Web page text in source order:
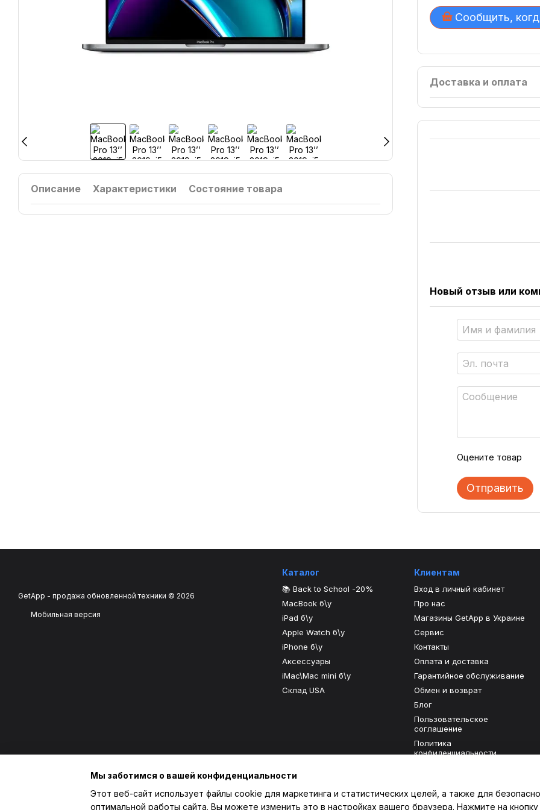
Описание Характеристики Состояние товара
Сообщить,
Доставка и оплата
Новый отзыв или
Оцените товар
Отправить
GetApp - продажа обновленной техники © 2026
Мобильная версия
Каталог
📚 Back to School -20%
MacBook б\у
iPad б\у
Apple Watch б\у
iPhone б\у
Аксессуары
iMac\Mac mini б\у
Склад USA
Клиентам
Вход в личный кабинет
Про нас
Магазины GetApp в Украине
Сервис
Контакты
Оплата и доставка
Гарантийное обслуживание
Обмен и возврат
Блог
Пользовательское
соглашение
Политика
конфиденциальности
Мы в соцсетях
Мы заботимся о вашей конфиденциальности
Этот веб-сайт использует файлы cookie для маркетинга и статистических целей, а также для
оптимальной работы сайта. Вы можете изменить это в настройках вашего браузера. Нажмите на кнопку